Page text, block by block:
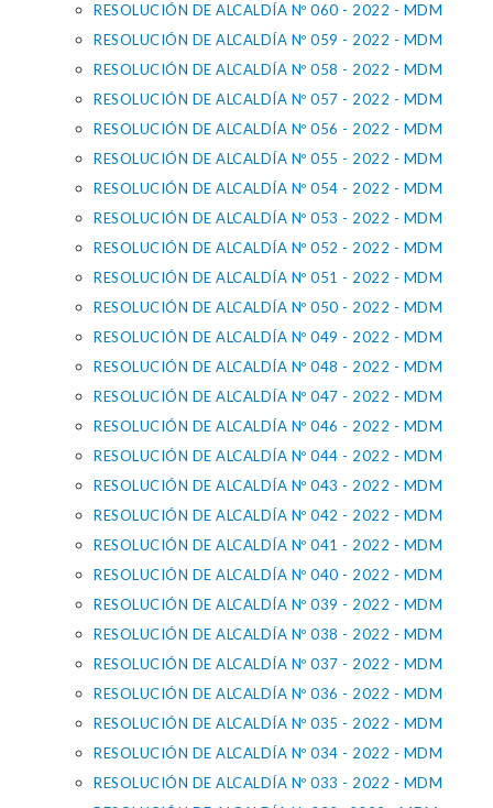
RESOLUCIÓN DE ALCALDÍA Nº 060 - 2022 - MDM
RESOLUCIÓN DE ALCALDÍA Nº 059 - 2022 - MDM
RESOLUCIÓN DE ALCALDÍA Nº 058 - 2022 - MDM
RESOLUCIÓN DE ALCALDÍA Nº 057 - 2022 - MDM
RESOLUCIÓN DE ALCALDÍA Nº 056 - 2022 - MDM
RESOLUCIÓN DE ALCALDÍA Nº 055 - 2022 - MDM
RESOLUCIÓN DE ALCALDÍA Nº 054 - 2022 - MDM
RESOLUCIÓN DE ALCALDÍA Nº 053 - 2022 - MDM
RESOLUCIÓN DE ALCALDÍA Nº 052 - 2022 - MDM
RESOLUCIÓN DE ALCALDÍA Nº 051 - 2022 - MDM
RESOLUCIÓN DE ALCALDÍA Nº 050 - 2022 - MDM
RESOLUCIÓN DE ALCALDÍA Nº 049 - 2022 - MDM
RESOLUCIÓN DE ALCALDÍA Nº 048 - 2022 - MDM
RESOLUCIÓN DE ALCALDÍA Nº 047 - 2022 - MDM
RESOLUCIÓN DE ALCALDÍA Nº 046 - 2022 - MDM
RESOLUCIÓN DE ALCALDÍA Nº 044 - 2022 - MDM
RESOLUCIÓN DE ALCALDÍA Nº 043 - 2022 - MDM
RESOLUCIÓN DE ALCALDÍA Nº 042 - 2022 - MDM
RESOLUCIÓN DE ALCALDÍA Nº 041 - 2022 - MDM
RESOLUCIÓN DE ALCALDÍA Nº 040 - 2022 - MDM
RESOLUCIÓN DE ALCALDÍA Nº 039 - 2022 - MDM
RESOLUCIÓN DE ALCALDÍA Nº 038 - 2022 - MDM
RESOLUCIÓN DE ALCALDÍA Nº 037 - 2022 - MDM
RESOLUCIÓN DE ALCALDÍA Nº 036 - 2022 - MDM
RESOLUCIÓN DE ALCALDÍA Nº 035 - 2022 - MDM
RESOLUCIÓN DE ALCALDÍA Nº 034 - 2022 - MDM
RESOLUCIÓN DE ALCALDÍA Nº 033 - 2022 - MDM